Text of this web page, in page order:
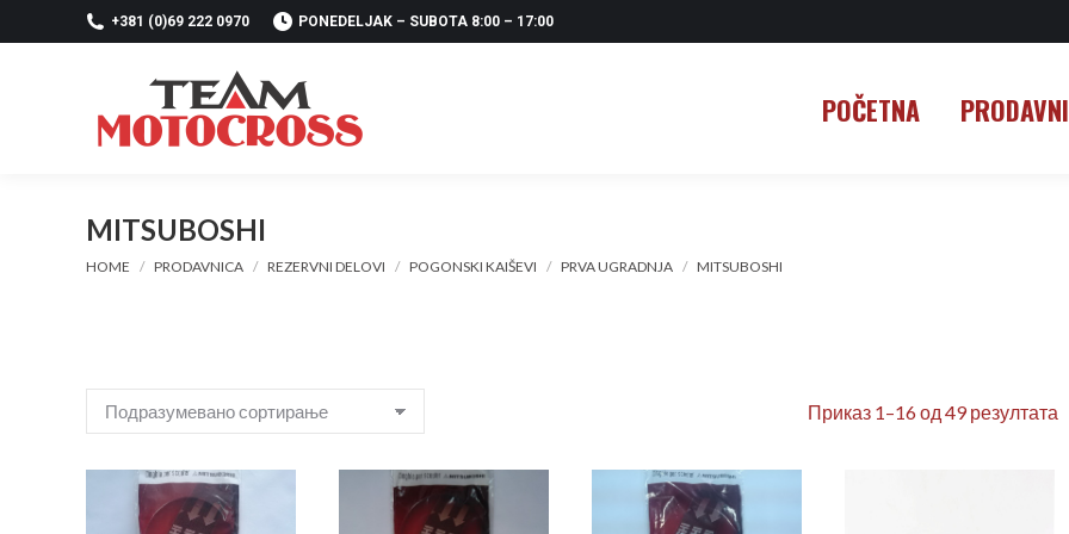
+381 (0)69 222 0970 PONEDELJAK – SUBOTA 8:00 – 17:00
POČETNA
MITSUBOSHI
You are here:
HOME PRODAVNICA REZERVNI DELOVI POGONSKI KAIŠEVI PRVA UGRADNJA MITSUBOSHI
Приказ 1–16 од 49 резултата
POČETNA